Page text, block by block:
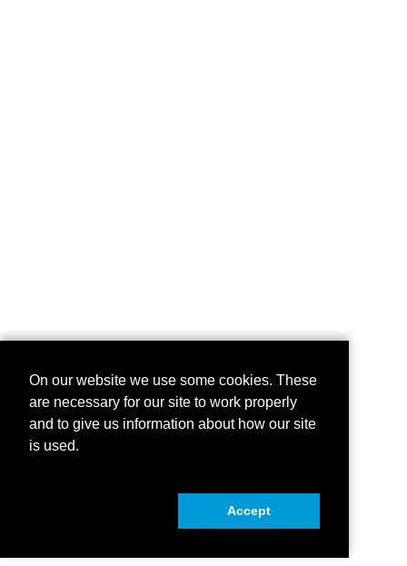
On our website we use some cookies. These
are necessary for our site to work properly
and to give us information about how our site
is used.
Accept